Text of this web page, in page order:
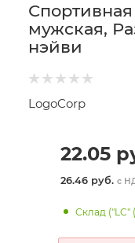
мужская,
нэйви
LogoCorp
22.05
26.46 руб. с
Склад ("LC"